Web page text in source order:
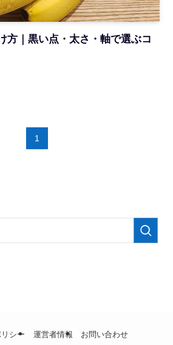
方｜黒い点・太さ・軸で選ぶコ
1
シー 運営者情報 お問い合わせ